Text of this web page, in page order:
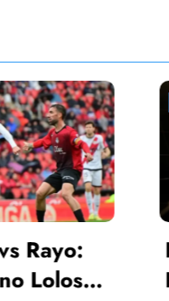
Naik, Kini